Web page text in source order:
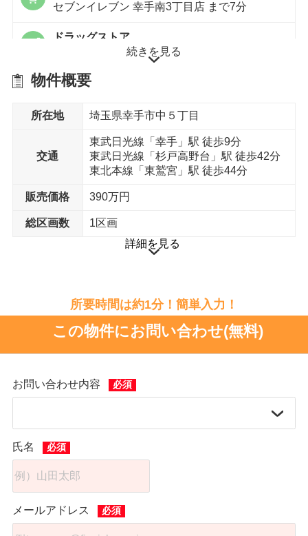
セブンイレブン 幸手南3丁目店 まで7分
ドラッグストア
クリエイトSD(エス・ディー) 幸手中店 まで6分
幸手市立西中学校 まで11分
スーパー
マルエツ久喜店 まで15分
公園
エンゼル公園 まで12分
コンビニエンスストア
セブンイレブン 久喜栗原2丁目店 まで12分
続きを見る
物件概要
所在地 埼玉県幸手市中５丁目
交通
東武日光線「幸手」駅 徒歩9分
東武日光線「杉戸高野台」駅 徒歩42分
東北本線「東鷲宮」駅 徒歩44分
販売価格 390万円
総区画数
1区画
詳細を見る
所要時間は約1分！簡単入力！
この物件にお問い合わせ(無料)
お問い合わせ内容
氏名
メールアドレス